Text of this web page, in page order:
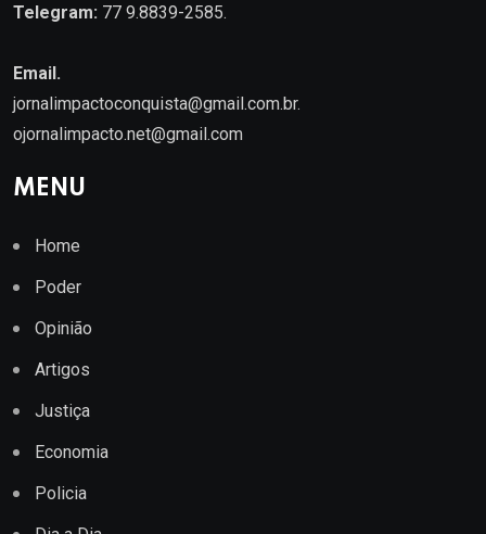
Telegram: 77 9.8839-2585.
Email.
jornalimpactoconquista@gmail.com.br.
ojornalimpacto.net@gmail.com
MENU
Home
Poder
Opinião
Artigos
Justiça
Economia
Policia